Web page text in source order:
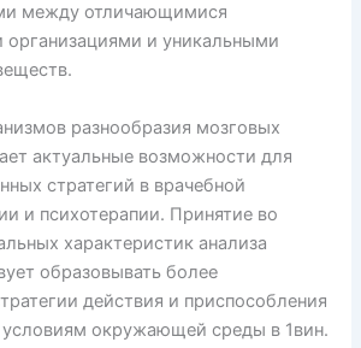
между отличающимися
организациями и уникальными
разнообразия мозговых
актуальные возможности для
стратегий в врачебной
и психотерапии. Принятие во
характеристик анализа
образовывать более
действия и приспособления
окружающей среды в 1вин.